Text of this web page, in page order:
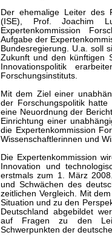
Der ehemalige Leiter des
(ISE), Prof. Joachim
Expertenkommission
Aufgabe der
Bundesregierung. U.a. soll
Zukunft und den künftigen
Innovationspolitik
Forschungsinstituts.
Mit dem Ziel einer
der Forschungspolitik
eine Neuordnung der
Einrichtung einer
die Expertenkommission
Wissenschaftlerinnen und
Die Expertenkommission
Innovation und
erstmals zum 1. März
und Schwächen des
zeitlichen Vergleich. Mit
Situation und zu den
Deutschland abgebildet
auf Fragen zu den
Schwerpunkten der